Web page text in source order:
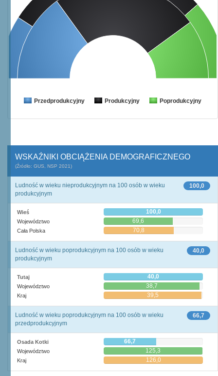
Przedprodukcyjny Produkcyjny Poprodukcyjny
WSKAŹNIKI OBCIĄŻENIA DEMOGRAFICZNEGO
(Źródło: GUS, NSP 2021)
100,0
Ludność w wieku nieprodukcyjnym na 100 osób w wieku
produkcyjnym
Wieś 100,0
Województwo 69,6
Cała Polska 70,8
40,0
Ludność w wieku poprodukcyjnym na 100 osób w wieku
produkcyjnym
Tutaj 40,0
Województwo 38,7
Kraj 39,5
66,7
Ludność w wieku poprodukcyjnym na 100 osób w wieku
przedprodukcyjnym
Osada Kotki 66,7
Województwo 125,3
Kraj 126,0